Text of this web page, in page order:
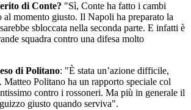
di Conte? "Sì, Conte ha fatto i cambi
al momento giusto. Il Napoli ha preparato la
sbloccata nella seconda parte. E infatti è
squadra contro una difesa molto
di Politano: "È stata un’azione difficile,
Matteo Politano ha un rapporto speciale col
contro i rossoneri. Ma più in generale il
giusto quando serviva".